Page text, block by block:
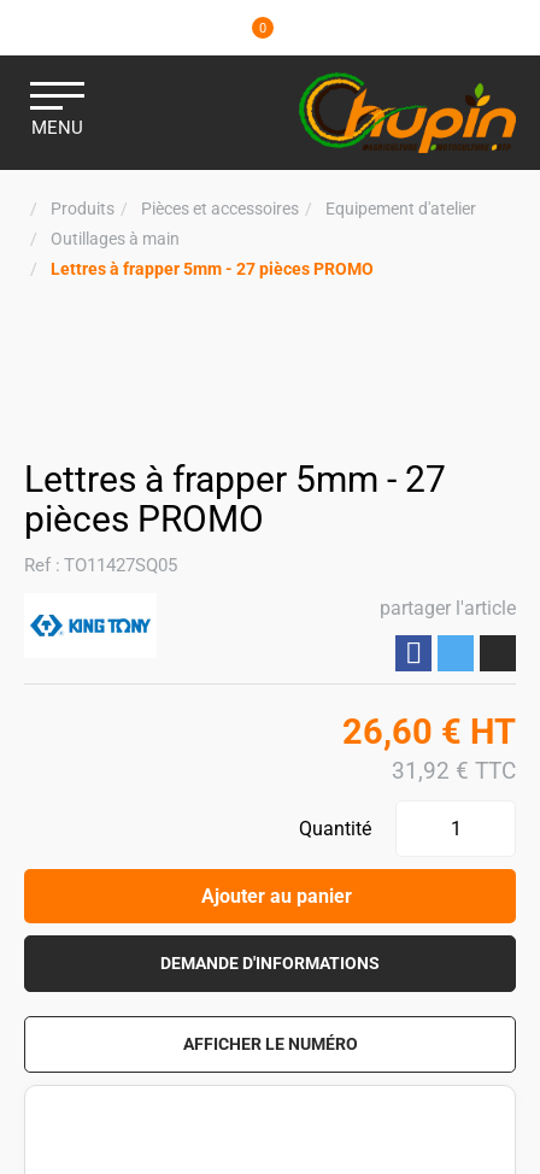
0
MENU
Produits Pièces et accessoires
Equipement d'atelier
Outillages à main
Lettres à frapper 5mm - 27 pièces PROMO
Lettres à frapper 5mm - 27
pièces PROMO
Ref : TO11427SQ05
partager l'article
26,60 € HT
31,92 € TTC
Quantité
Ajouter au panier
DEMANDE D'INFORMATIONS
AFFICHER LE NUMÉRO